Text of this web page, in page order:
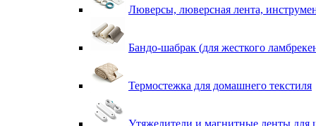
Люверсы, люверсная лента,
Бандо-шабрак (для жесткого
Термостежка для домашнего текстиля
Утяжелители и магнитные ленты для